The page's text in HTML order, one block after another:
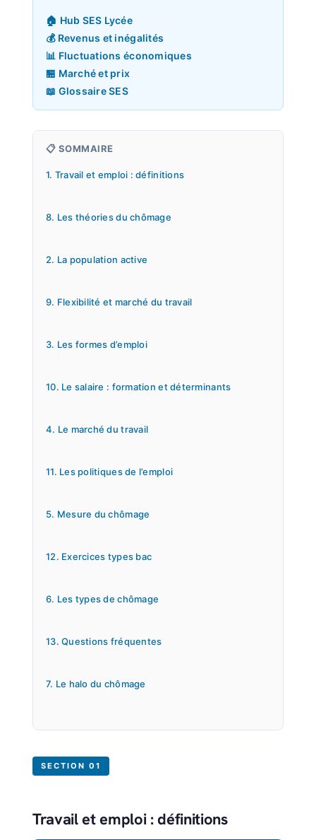
🏠 Hub SES Lycée
💰 Revenus et inégalités
📊 Fluctuations économiques
🏪 Marché et prix
📖 Glossaire SES
📋 SOMMAIRE
1. Travail et emploi : définitions
8. Les théories du chômage
2. La population active
9. Flexibilité et marché du travail
3. Les formes d’emploi
10. Le salaire : formation et déterminants
4. Le marché du travail
11. Les politiques de l’emploi
5. Mesure du chômage
12. Exercices types bac
6. Les types de chômage
13. Questions fréquentes
7. Le halo du chômage
SECTION 01
Travail et emploi : définitions